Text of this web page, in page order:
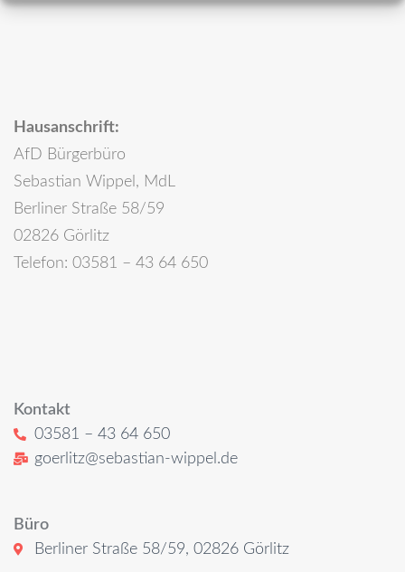
Hausanschrift:
AfD Bürgerbüro
Sebastian Wippel, MdL
Berliner Straße 58/59
02826 Görlitz
Telefon: 03581 – 43 64 650
Kontakt
03581 – 43 64 650
goerlitz@sebastian-wippel.de
Büro
Berliner Straße 58/59, 02826 Görlitz